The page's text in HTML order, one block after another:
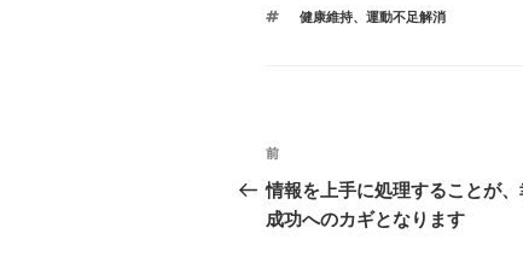
ゴ
タ
健康維持、 運動不足解消
投
稿
ナ
前
の
投
前
情報を上手に処理することが
成功へのカギとなります